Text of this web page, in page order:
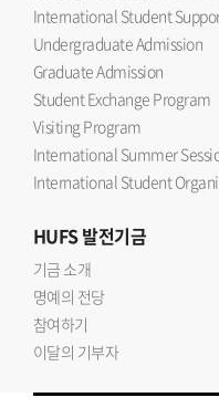
International Student
Undergraduate Admission
Graduate Admission
Student Exchange Program
Visiting Program
International Summer
International Student
HUFS발전기금
기금 소개
명예의 전당
참여하기
이달의 기부자